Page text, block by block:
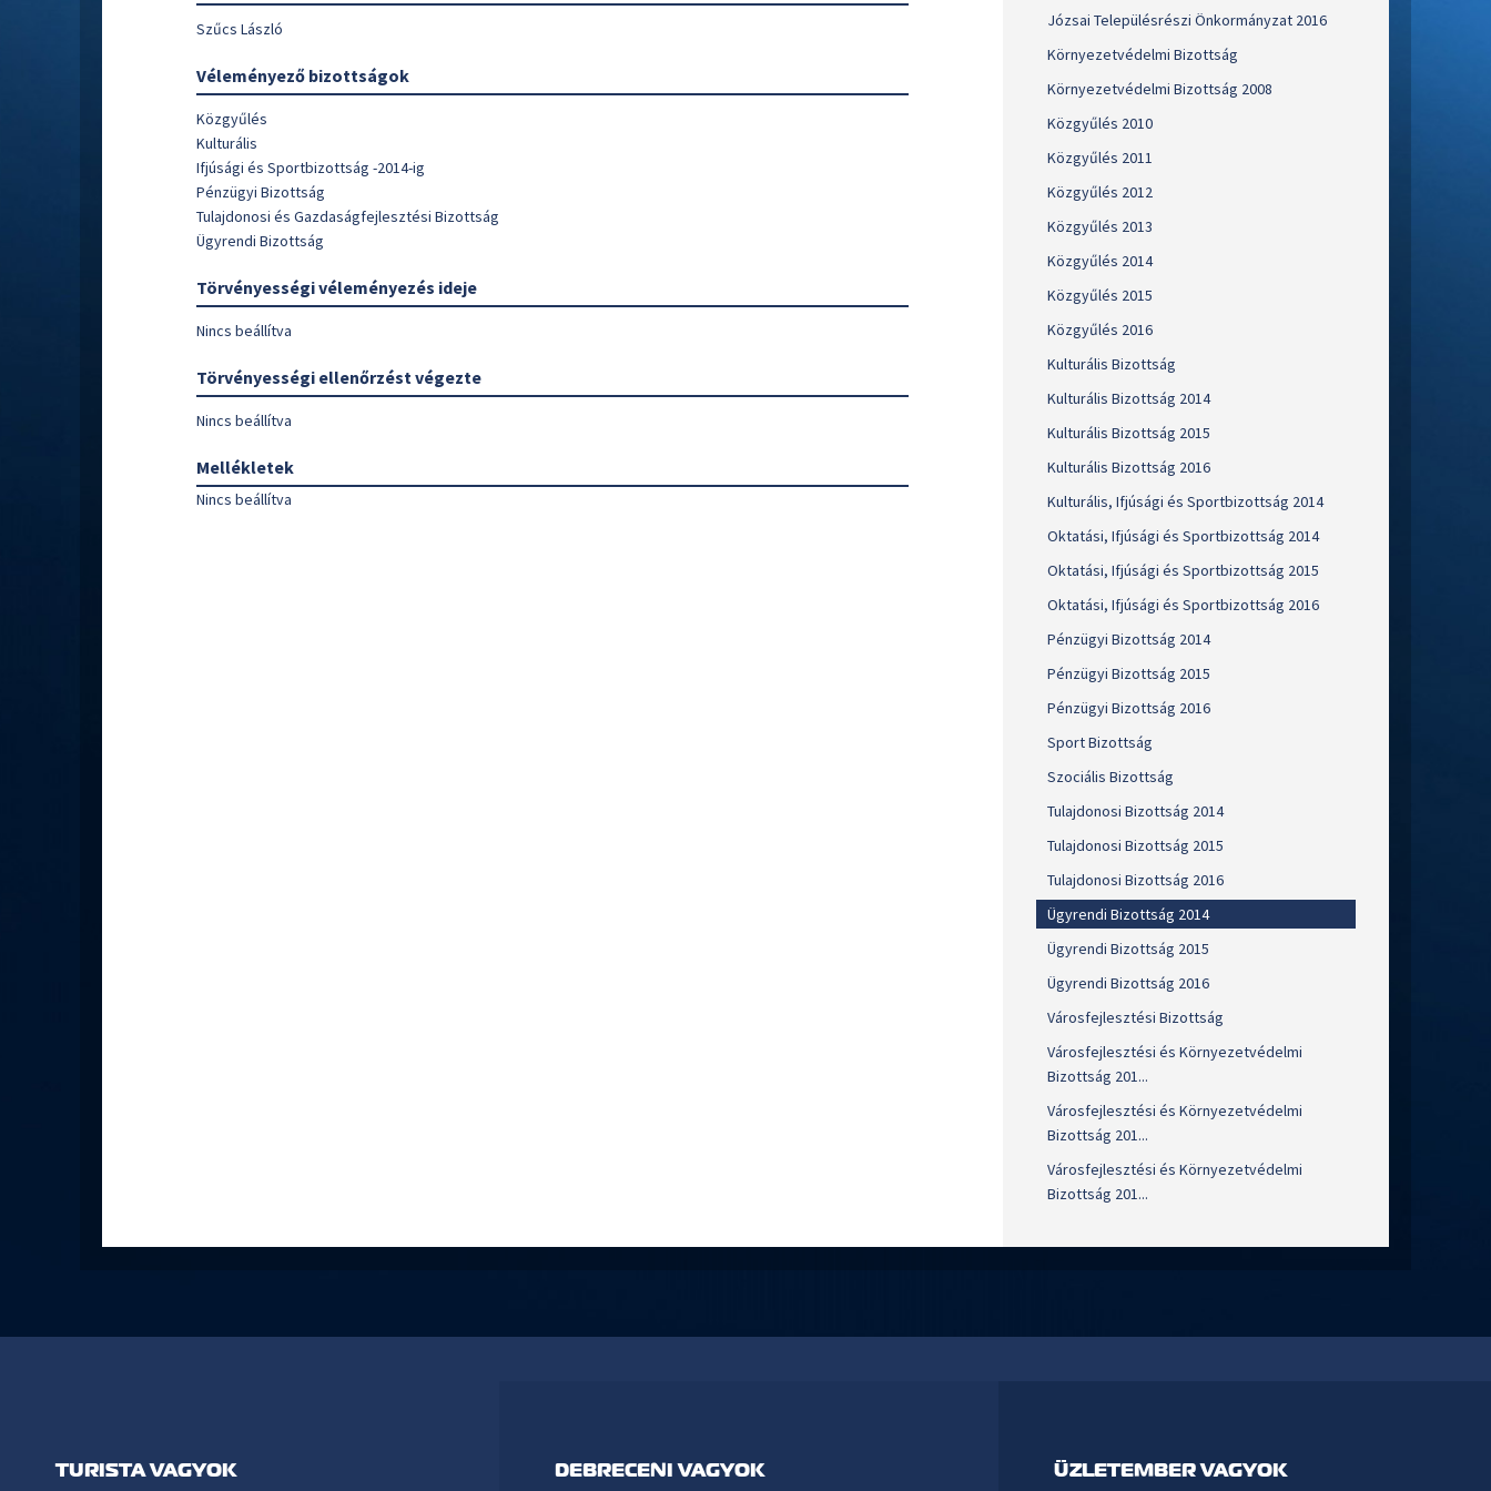
Szűcs László
Véleményező bizottságok
Közgyűlés
Kulturális
Ifjúsági és Sportbizottság -2014-ig
Pénzügyi Bizottság
Tulajdonosi és Gazdaságfejlesztési Bizottság
Ügyrendi Bizottság
Törvényességi véleményezés ideje
Nincs beállítva
Törvényességi ellenőrzést végezte
Nincs beállítva
Mellékletek
Nincs beállítva
Józsai Településrészi Önkormányzat 2016
Környezetvédelmi Bizottság
Környezetvédelmi Bizottság 2008
Közgyűlés 2010
Közgyűlés 2011
Közgyűlés 2012
Közgyűlés 2013
Közgyűlés 2014
Közgyűlés 2015
Közgyűlés 2016
Kulturális Bizottság
Kulturális Bizottság 2014
Kulturális Bizottság 2015
Kulturális Bizottság 2016
Kulturális, Ifjúsági és Sportbizottság 2014
Oktatási, Ifjúsági és Sportbizottság 2014
Oktatási, Ifjúsági és Sportbizottság 2015
Oktatási, Ifjúsági és Sportbizottság 2016
Pénzügyi Bizottság 2014
Pénzügyi Bizottság 2015
Pénzügyi Bizottság 2016
Sport Bizottság
Szociális Bizottság
Tulajdonosi Bizottság 2014
Tulajdonosi Bizottság 2015
Tulajdonosi Bizottság 2016
Ügyrendi Bizottság 2014
Ügyrendi Bizottság 2015
Ügyrendi Bizottság 2016
Városfejlesztési Bizottság
Városfejlesztési és Környezetvédelmi
Bizottság 201...
Városfejlesztési és Környezetvédelmi
Bizottság 201...
Városfejlesztési és Környezetvédelmi
Bizottság 201...
TURISTA VAGYOK DEBRECENI VAGYOK ÜZLETEMBER VAGYOK